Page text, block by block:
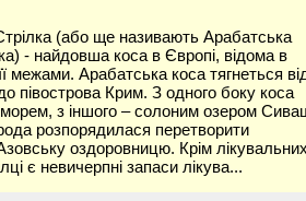
(або ще називають Арабатська
- найдовша коса в Європі, відома в
межами. Арабатська коса тягнеться
півострова Крим. З одного боку коса
з іншого – солоним озером
розпорядилася перетворити
оздоровницю. Крім
є невичерпні запаси лікува...